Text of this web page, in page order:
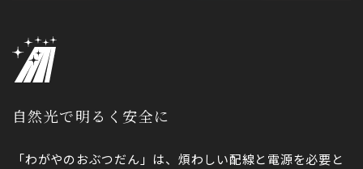
自然光で明るく安全に
「わがやのおぶつだん」は、煩わしい配線と電源を必要と